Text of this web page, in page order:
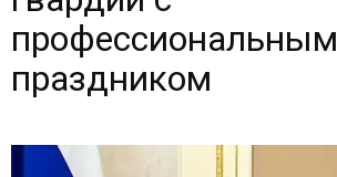
собор
профессиональным
праздником